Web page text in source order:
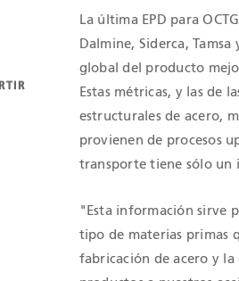
La última EPD para
Dalmine, Siderca,
global del producto
Estas métricas, y las de
estructurales de acero,
provienen de procesos
transporte tiene sólo un
"Esta información sirve
tipo de materias primas
fabricación de acero y